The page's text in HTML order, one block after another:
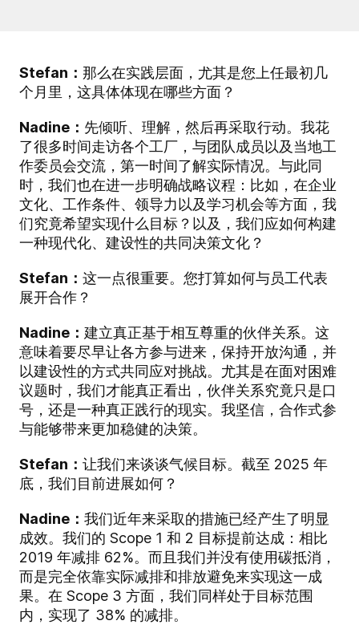
Stefan： 那么在实践层面，尤其是您上任最初几
个月里，这具体体现在哪些方面？
Nadine： 先倾听、理解，然后再采取行动。我花
了很多时间走访各个工厂，与团队成员以及当地工
作委员会交流，第一时间了解实际情况。与此同
时，我们也在进一步明确战略议程：比如，在企业
文化、工作条件、领导力以及学习机会等方面，我
们究竟希望实现什么目标？以及，我们应如何构建
一种现代化、建设性的共同决策文化？
Stefan： 这一点很重要。您打算如何与员工代表
展开合作？
Nadine： 建立真正基于相互尊重的伙伴关系。这
意味着要尽早让各方参与进来，保持开放沟通，并
以建设性的方式共同应对挑战。尤其是在面对困难
议题时，我们才能真正看出，伙伴关系究竟只是口
号，还是一种真正践行的现实。我坚信，合作式参
与能够带来更加稳健的决策。
Stefan： 让我们来谈谈气候目标。截至 2025 年
底，我们目前进展如何？
Nadine： 我们近年来采取的措施已经产生了明显
成效。我们的 Scope 1 和 2 目标提前达成：相比
2019 年减排 62%。而且我们并没有使用碳抵消，
而是完全依靠实际减排和排放避免来实现这一成
果。在 Scope 3 方面，我们同样处于目标范围
内，实现了 38% 的减排。